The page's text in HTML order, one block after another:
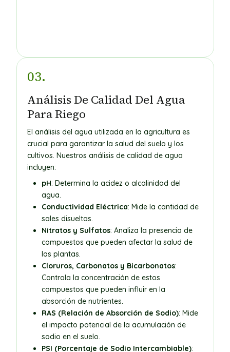
03.
Análisis De Calidad Del Agua
Para Riego
El análisis del agua utilizada en la agricultura es
crucial para garantizar la salud del suelo y los
cultivos. Nuestros análisis de calidad de agua
incluyen:
pH: Determina la acidez o alcalinidad del
agua.
Conductividad Eléctrica: Mide la cantidad de
sales disueltas.
Nitratos y Sulfatos: Analiza la presencia de
compuestos que pueden afectar la salud de
las plantas.
Cloruros, Carbonatos y Bicarbonatos:
Controla la concentración de estos
compuestos que pueden influir en la
absorción de nutrientes.
RAS (Relación de Absorción de Sodio): Mide
el impacto potencial de la acumulación de
sodio en el suelo.
PSI (Porcentaje de Sodio Intercambiable):